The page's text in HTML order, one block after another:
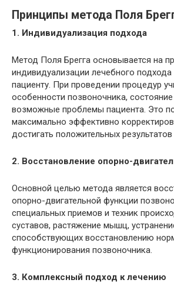
Принципы метода Поля
1. Индивидуализация подхода
Метод Поля Брегга основывается на
индивидуализации лечебного
пациенту. При проведении процедур
особенности позвоночника,
возможные проблемы пациента. Это
максимально эффективно
достигать положительных
2. Восстановление опорно-
Основной целью метода является
опорно-двигательной функции
специальных приемов и техник
суставов, растяжение мышц,
способствующих восстановлению
функционирования позвоночника.
3. Комплексный подход к лечению